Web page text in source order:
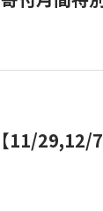
【11/29,12/7